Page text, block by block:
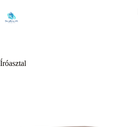
content
Íróasztal